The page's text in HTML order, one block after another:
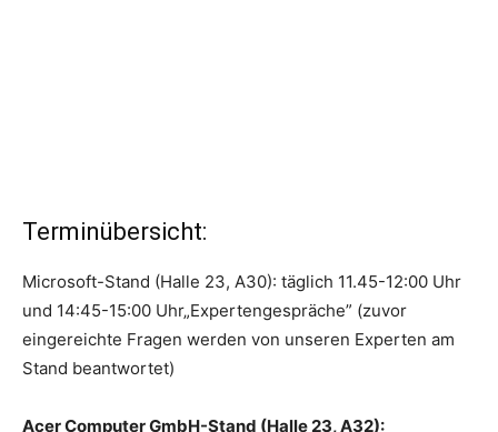
Terminübersicht:
Microsoft-Stand (Halle 23, A30): täglich 11.45-12:00 Uhr
und 14:45-15:00 Uhr„Expertengespräche” (zuvor
eingereichte Fragen werden von unseren Experten am
Stand beantwortet)
Acer Computer GmbH-Stand (Halle 23, A32):